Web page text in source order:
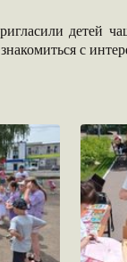
детей
с